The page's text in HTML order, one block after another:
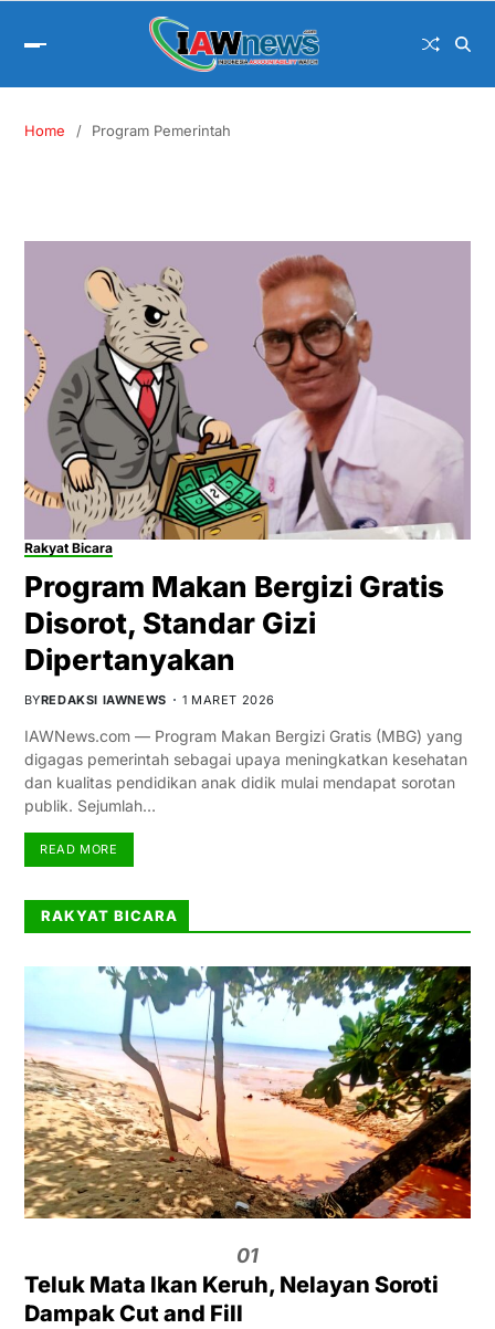
Home Program Pemerintah
Rakyat Bicara
Program Makan Bergizi Gratis
Disorot, Standar Gizi
Dipertanyakan
BYREDAKSI IAWNEWS 1 MARET 2026
IAWNews.com — Program Makan Bergizi Gratis (MBG) yang
digagas pemerintah sebagai upaya meningkatkan kesehatan
dan kualitas pendidikan anak didik mulai mendapat sorotan
publik. Sejumlah…
READ MORE
RAKYAT BICARA
01
Teluk Mata Ikan Keruh, Nelayan Soroti
Dampak Cut and Fill